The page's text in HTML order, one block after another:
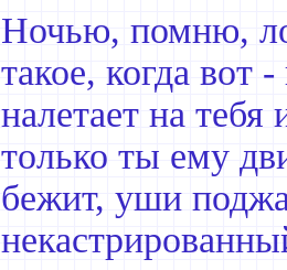
Ночью, помню,
такое, когда
налетает на
только ты ему
бежит, уши